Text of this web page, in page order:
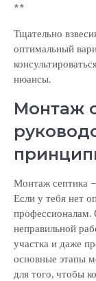
**
Тщательно
оптимальный
нюансы.
Монтаж
Монтаж септика
Если у тебя нет
профессионалам.
неправильной
участка и даже
основные этапы
для того, чтобы